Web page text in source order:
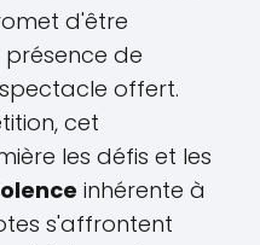
d'être
de
offert.
cet
les défis et les
inhérente à
s'affrontent